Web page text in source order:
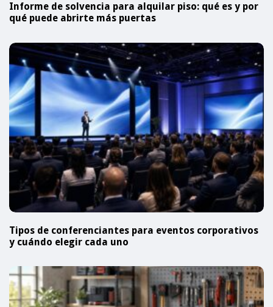
Informe de solvencia para alquilar piso: qué es y por
qué puede abrirte más puertas
Tipos de conferenciantes para eventos corporativos
y cuándo elegir cada uno